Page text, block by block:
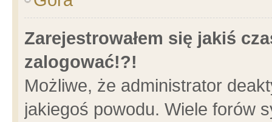
Zarejestrowałem się jakiś
zalogować!?!
Możliwe, że administrator
jakiegoś powodu. Wiele forów